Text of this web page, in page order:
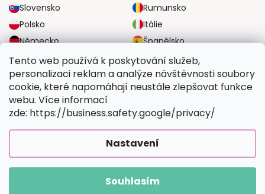
Tento web používá k poskytování služeb,
personalizaci reklam a analýze návštěvnosti soubory
cookie, které napomáhají neustále zlepšovat funkce
webu. Více informací
zde: https://business.safety.google/privacy/
Nastavení
Souhlasím
Slovensko
Rumunsko
Polsko
Itálie
Německo
Španělsko
Velká Británie
Rakousko
SPOLEHLIVÉ MOŽNOSTI DOPRAVY
BEZPEČNÉ MOŽNOSTI PLATBY
Vymalujsisam.cz. Všechna práva vyhrazena.